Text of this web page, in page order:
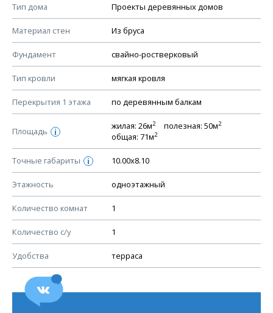
Тип дома Проекты деревянных домов
Материал стен Из бруса
Фундамент свайно-ростверковый
Тип кровли мягкая кровля
Перекрытия 1 этажа по деревянным балкам
Площадь i
жилая: 26м2 полезная: 50м2
общая: 71м2
Точные габариты i 10.00х8.10
Этажность одноэтажный
Количество комнат 1
Количество с/у 1
Удобства терраса
Смотрите советы по выбору материала в нашем
КОНСТРУКТИВНЫЕ РЕШЕНИЯ (КР)
Ведомость рабочих чертежей основного комплекта КР
План фундамента
Устройство фундамента, спецификация материалов
Планы перекрытий этажей, спецификация элементов
Устройство перекрытий
Устройство стен
Спецификация материалов стен
Схема расположения лаг чердака (если есть)
Схема расположения элементов стропил
Спецификация элементов стропил
Устройство стропильной системы
Узлы устройства кровли
План кровли